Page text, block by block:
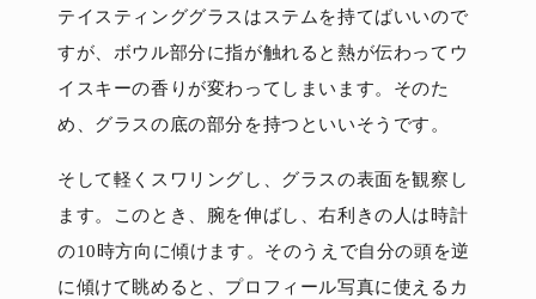
テイスティンググラスはステムを持てばいいので
すが、ボウル部分に指が触れると熱が伝わってウ
イスキーの香りが変わってしまいます。そのた
め、グラスの底の部分を持つといいそうです。
そして軽くスワリングし、グラスの表面を観察し
ます。このとき、腕を伸ばし、右利きの人は時計
の10時方向に傾けます。そのうえで自分の頭を逆
に傾けて眺めると、プロフィール写真に使えるカ